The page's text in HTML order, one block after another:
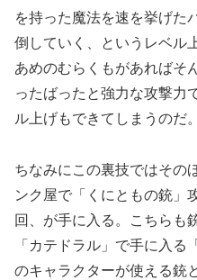
を持った魔法を速を挙げた
倒していく、というレベル
あめのむらくもがあればそ
ったばったと強力な攻撃力
ル上げもできてしまうのだ。
ちなみにこの裏技ではその
ンク屋で「くにともの銃
回、が手に入る。こちらも
「カテドラル」で手に入る
のキャラクターが使える銃